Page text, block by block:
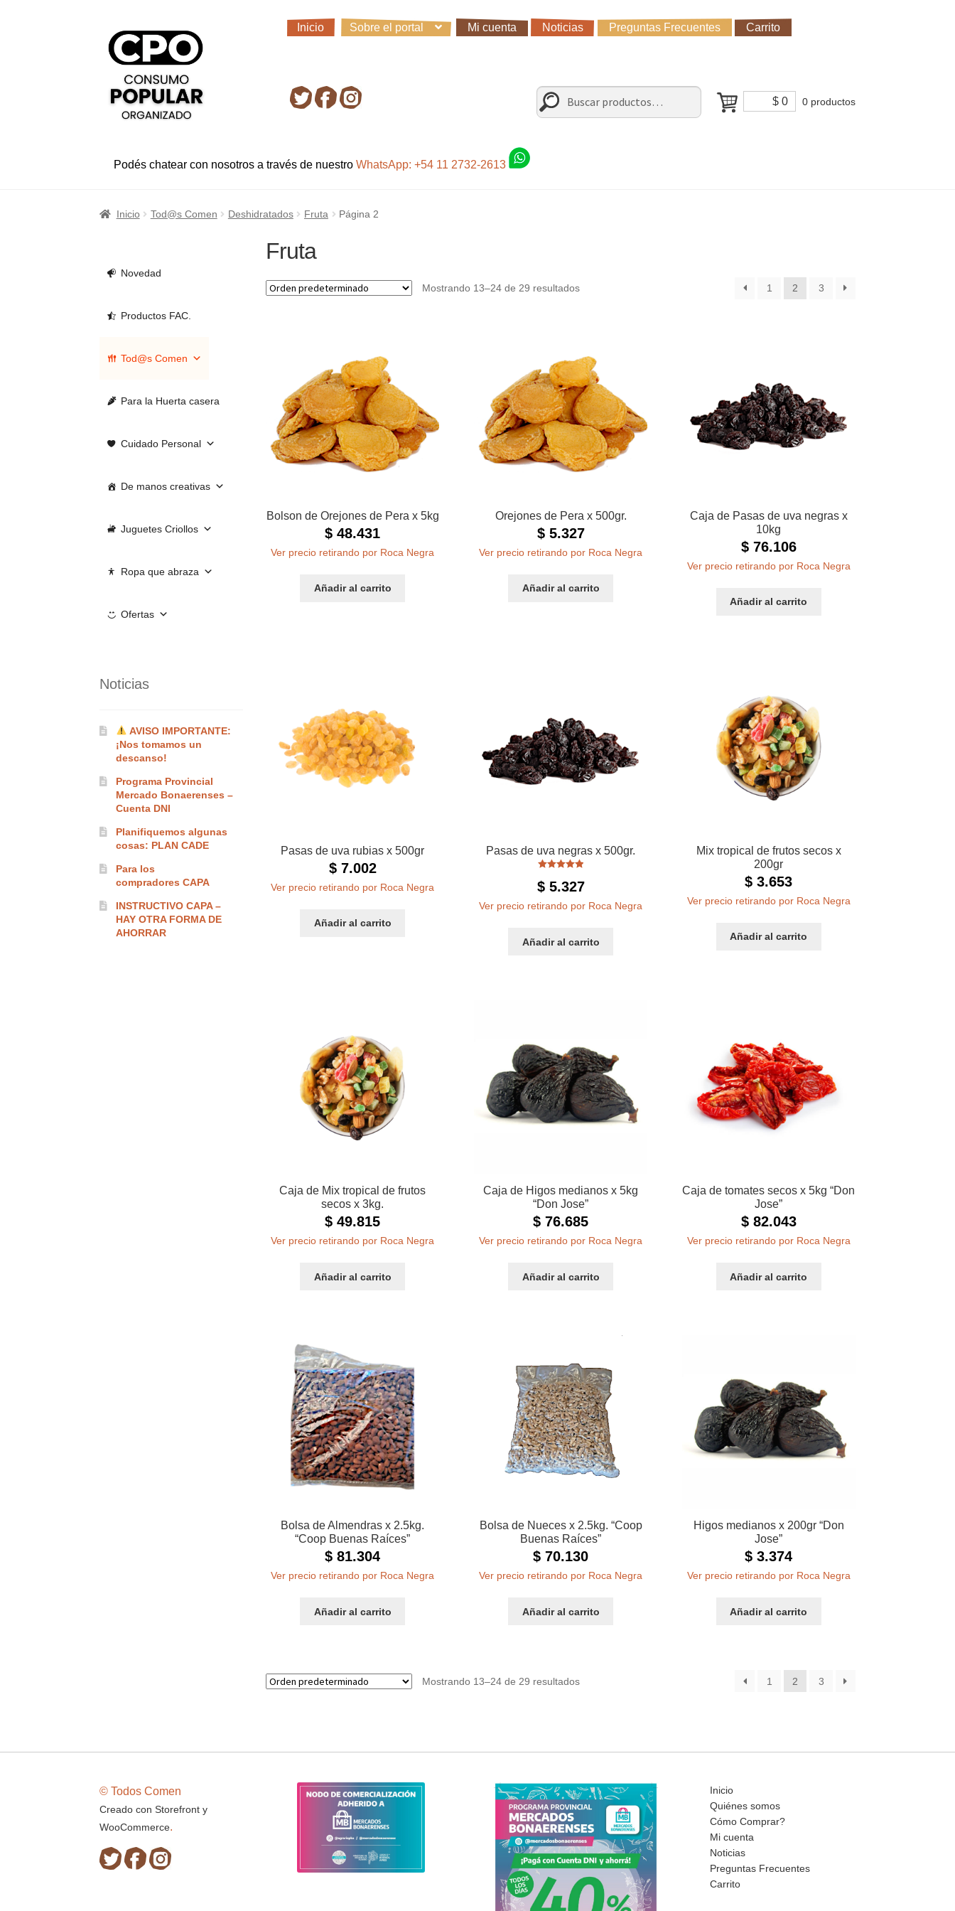
navegación
al
contenido
Inicio Sobre el portal Mi cuenta Noticias Preguntas Frecuentes Carrito
Retirando en Roca Negra Sugerencias y consultas Cómo Comprar?
$0 0 productos
Buscar
por:
Buscar
Podés chatear con nosotros a través de nuestroWhatsApp: +54 11 2732-2613
Inicio Tod@s Comen Deshidratados Fruta Página 2
Fruta
Mostrando 13–24 de 29 resultados 1 2 3
Bolson de Orejones de Pera x 5kg
$ 48.431
Ver precio retirando por Roca Negra
Añadir al carrito
Orejones de Pera x 500gr.
$5.327
Ver precio retirando por Roca Negra
Añadir al carrito
Caja de Pasas de uva negras x
10kg
$76.106
Ver precio retirando por Roca Negra
Añadir al carrito
Pasas de uva rubias x 500gr
$7.002
Ver precio retirando por Roca Negra
Añadir al carrito
Pasas de uva negras x 500gr.
5.00de 5
$5.327
Ver precio retirando por Roca Negra
Añadir al carrito
Mix tropical de frutos secos x
200gr
$ 3.653
Ver precio retirando por Roca Negra
Añadir al carrito
Caja de Mix tropical de frutos
secos x 3kg.
$ 49.815
Ver precio retirando por Roca Negra
Añadir al carrito
Caja de Higos medianos x 5kg
“Don Jose”
$ 76.685
Ver precio retirando por Roca Negra
Añadir al carrito
Caja de tomates secos x 5kg “Don
Jose”
$82.043
Ver precio retirando por Roca Negra
Añadir al carrito
Bolsa de Almendras x 2.5kg.
“Coop Buenas Raíces”
$ 81.304
Ver precio retirando por Roca Negra
Añadir al carrito
Bolsa de Nueces x 2.5kg. “Coop
Buenas Raíces”
$ 70.130
Ver precio retirando por Roca Negra
Añadir al carrito
Higos medianos x 200gr “Don
Jose”
$ 3.374
Ver precio retirando por Roca Negra
Añadir al carrito
Mostrando 13–24 de 29 resultados 1 2 3
Novedad
Productos FAC.
Tod@s Comen
Para la Huerta casera
Cuidado Personal
De manos creativas
Juguetes Criollos
Ropa que abraza
Ofertas
Noticias
AVISO IMPORTANTE:
¡Nos tomamos un
descanso!
Programa Provincial
Mercado Bonaerenses –
Cuenta DNI
Planifiquemos algunas
cosas: PLAN CADE
Para los
compradores CAPA
INSTRUCTIVO CAPA –
HAY OTRA FORMA DE
AHORRAR
© Todos Comen
Creado con Storefront y
WooCommerce.
Inicio
Quiénes somos
Cómo Comprar?
Mi cuenta
Noticias
Preguntas Frecuentes
Carrito